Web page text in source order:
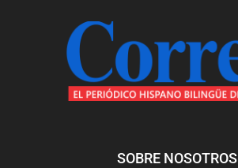
SOBRE NOSOTROS